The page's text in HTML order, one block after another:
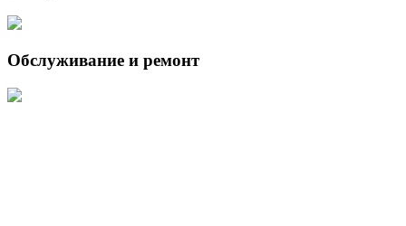
Обслуживание и ремонт